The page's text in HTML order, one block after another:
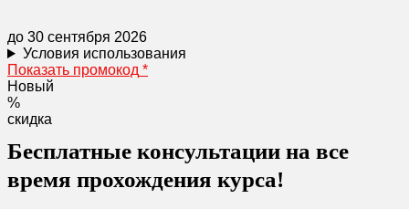
до 30 сентября 2026
Условия использования
Показать промокод *
Новый
%
скидка
Бесплатные консультации на все
время прохождения курса!